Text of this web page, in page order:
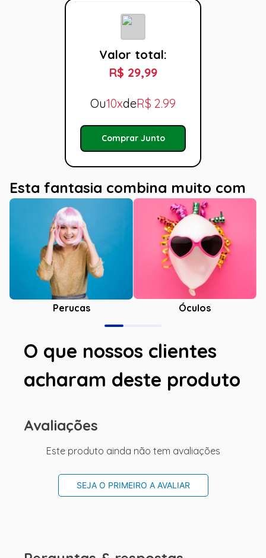
Valor total:
R$ 29,99
Ou10xdeR$ 2.99
Comprar Junto
Esta fantasia combina muito com
Perucas Óculos
O que nossos clientes
acharam deste produto
Avaliações
Este produto ainda não tem avaliações
SEJA O PRIMEIRO A AVALIAR